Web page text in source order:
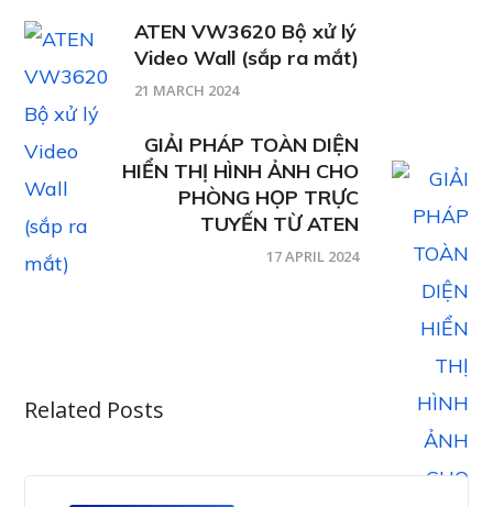
ATEN VW3620 Bộ xử lý
Video Wall (sắp ra mắt)
21 MARCH 2024
GIẢI PHÁP TOÀN DIỆN
HIỂN THỊ HÌNH ẢNH CHO
PHÒNG HỌP TRỰC
TUYẾN TỪ ATEN
17 APRIL 2024
Related Posts